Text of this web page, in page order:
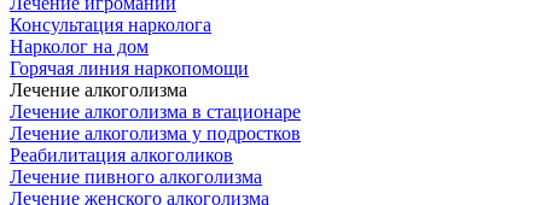
Консультация нарколога
Нарколог на дом
Горячая линия наркопомощи
Лечение алкоголизма
Лечение алкоголизма в стационаре
Лечение алкоголизма у подростков
Реабилитация алкоголиков
Лечение пивного алкоголизма
Лечение женского алкоголизма